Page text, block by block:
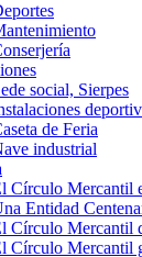
social, Sierpes
de Feria
industrial
Círculo Mercantil
Entidad
Círculo Mercantil
Círculo Mercantil